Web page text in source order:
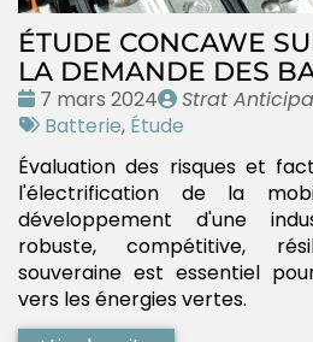
ÉTUDE CONCAWE
LA DEMANDE DES
Date
:
7 mars 2024
Publié
par
Strat
Tags
Batterie, Étude
Évaluation des risques et
l'électrification de la
développement d'une
robuste, compétitive,
souveraine est essentiel
vers les énergies vertes.